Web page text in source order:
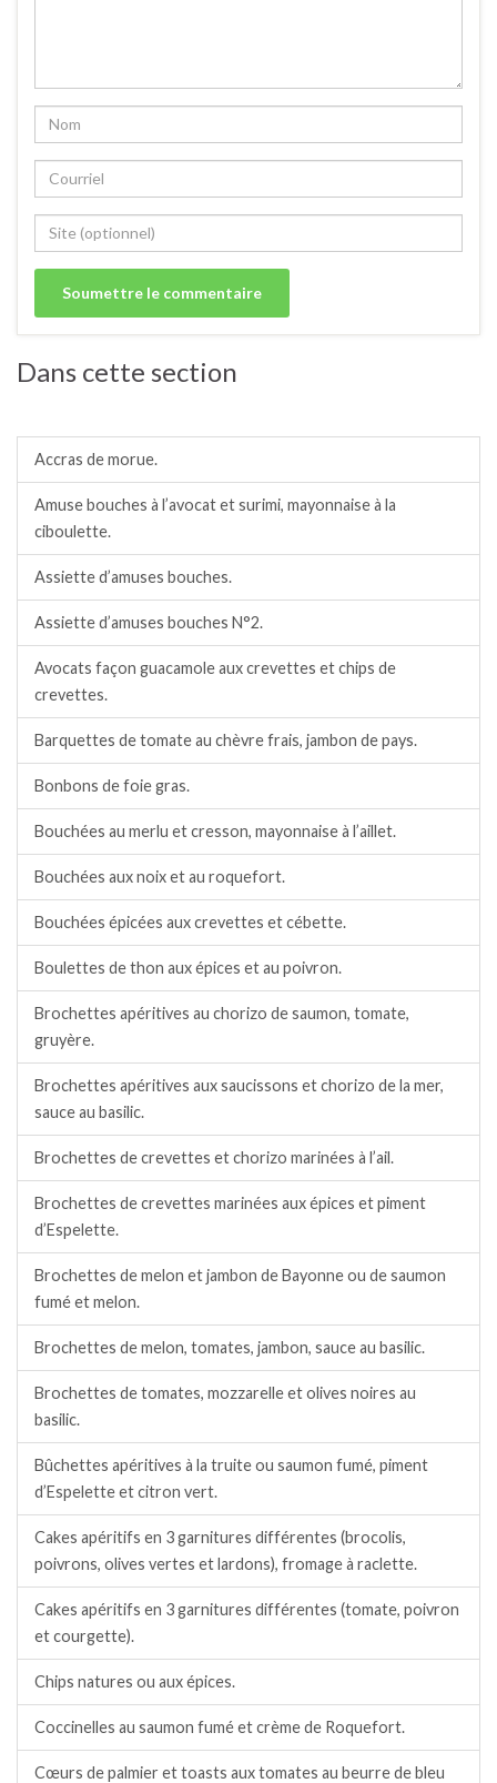
Dans cette section
Accras de morue.
Amuse bouches à l’avocat et surimi, mayonnaise à la
ciboulette.
Assiette d’amuses bouches.
Assiette d’amuses bouches N°2.
Avocats façon guacamole aux crevettes et chips de
crevettes.
Barquettes de tomate au chèvre frais, jambon de pays.
Bonbons de foie gras.
Bouchées au merlu et cresson, mayonnaise à l’aillet.
Bouchées aux noix et au roquefort.
Bouchées épicées aux crevettes et cébette.
Boulettes de thon aux épices et au poivron.
Brochettes apéritives au chorizo de saumon, tomate,
gruyère.
Brochettes apéritives aux saucissons et chorizo de la mer,
sauce au basilic.
Brochettes de crevettes et chorizo marinées à l’ail.
Brochettes de crevettes marinées aux épices et piment
d’Espelette.
Brochettes de melon et jambon de Bayonne ou de saumon
fumé et melon.
Brochettes de melon, tomates, jambon, sauce au basilic.
Brochettes de tomates, mozzarelle et olives noires au
basilic.
Bûchettes apéritives à la truite ou saumon fumé, piment
d’Espelette et citron vert.
Cakes apéritifs en 3 garnitures différentes (brocolis,
poivrons, olives vertes et lardons), fromage à raclette.
Cakes apéritifs en 3 garnitures différentes (tomate, poivron
et courgette).
Chips natures ou aux épices.
Coccinelles au saumon fumé et crème de Roquefort.
Cœurs de palmier et toasts aux tomates au beurre de bleu